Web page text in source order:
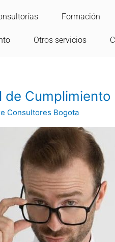
Formación
Otros servicios
Consultores Bogota